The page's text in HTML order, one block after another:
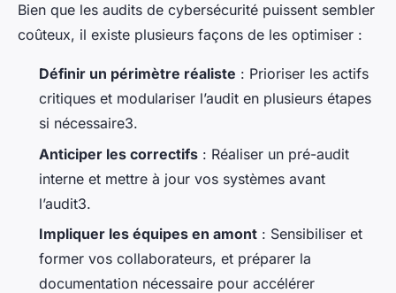
Bien que les audits de cybersécurité puissent sembler
coûteux, il existe plusieurs façons de les optimiser :
Définir un périmètre réaliste : Prioriser les actifs
critiques et modulariser l’audit en plusieurs étapes
si nécessaire3.
Anticiper les correctifs : Réaliser un pré-audit
interne et mettre à jour vos systèmes avant
l’audit3.
Impliquer les équipes en amont : Sensibiliser et
former vos collaborateurs, et préparer la
documentation nécessaire pour accélérer